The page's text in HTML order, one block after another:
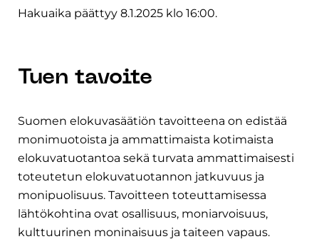
Hakuaika päättyy 8.1.2025 klo 16:00.
Tuen tavoite
Suomen elokuvasäätiön tavoitteena on edistää
monimuotoista ja ammattimaista kotimaista
elokuvatuotantoa sekä turvata ammattimaisesti
toteutetun elokuvatuotannon jatkuvuus ja
monipuolisuus. Tavoitteen toteuttamisessa
lähtökohtina ovat osallisuus, moniarvoisuus,
kulttuurinen moninaisuus ja taiteen vapaus.